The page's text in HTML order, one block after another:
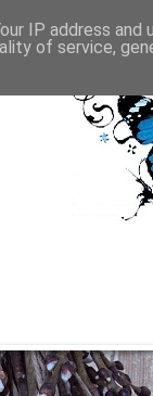
IP address and
of service,